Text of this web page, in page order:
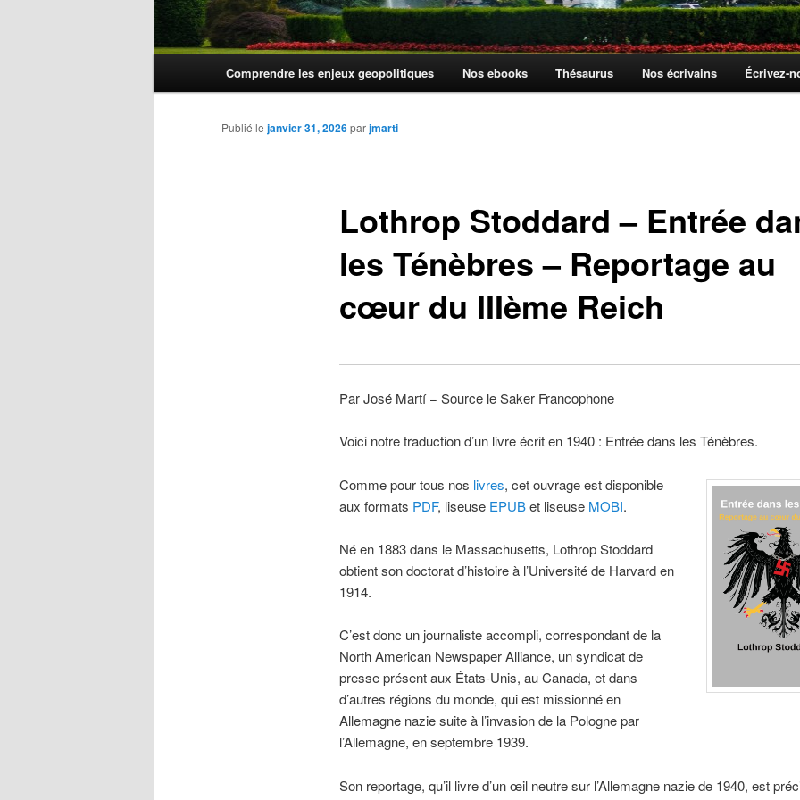
Comprendre les enjeux geopolitiques Nos ebooks Thésaurus Nos écrivains Écrivez-
Lothrop Stoddard – Entrée
les Ténèbres – Reportage au
cœur du IIIème Reich
Publié le janvier 31, 2026parjmarti
Par José Martí − Source le Saker Francophone
Voici notre traduction d’un livre écrit en 1940 : Entrée dans les Ténèbres.
Comme pourtous nos livres, cet ouvrage est disponible
aux formats PDF, liseuse EPUBet liseuse MOBI.
Né en 1883 dans le Massachusetts, Lothrop Stoddard
obtient son doctorat d’histoire à l’Université de Harvard en
1914.
C’est donc un journaliste accompli, correspondant de la
North American Newspaper Alliance, un syndicat de
presse présent aux États-Unis, au Canada, et dans
d’autres régions du monde, qui est missionné en
Allemagne nazie suite à l’invasion de la Pologne par
l’Allemagne, en septembre 1939.
Son reportage, qu’il livre d’un œil neutre sur l’Allemagne nazie de 1940, est